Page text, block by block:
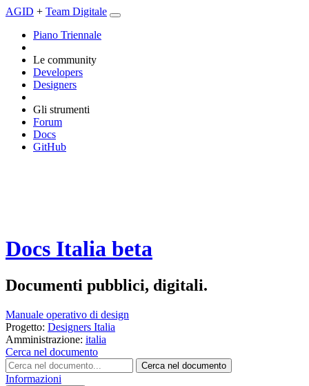
AGID + Team Digitale
Piano Triennale
Le community
Developers
Designers
Gli strumenti
Forum
Docs
GitHub
Docs Italia beta
Documenti pubblici, digitali.
Manuale operativo di design
Progetto: Designers Italia
Amministrazione: italia
Cerca nel documento
Cerca nel documento
Informazioni